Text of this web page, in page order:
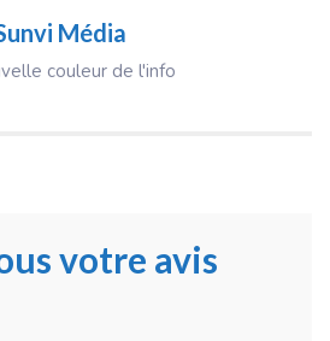
Média
couleur de l'info
votre avis